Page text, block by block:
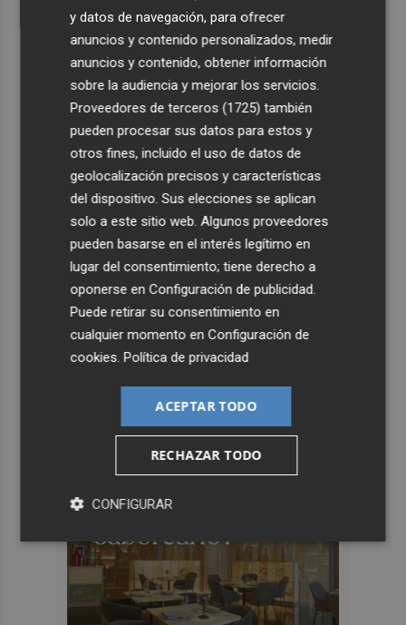
y datos de navegación, para ofrecer
anuncios y contenido personalizados, medir
anuncios y contenido, obtener información
sobre la audiencia y mejorar los servicios.
Proveedores de terceros (1725) también
pueden procesar sus datos para estos y
otros fines, incluido el uso de datos de
geolocalización precisos y características
del dispositivo. Sus elecciones se aplican
solo a este sitio web. Algunos proveedores
pueden basarse en el interés legítimo en
lugar del consentimiento; tiene derecho a
oponerse enConfiguración de publicidad
Puede retirar su consentimiento en
cualquier momento enConfiguración de
cookies .Política de privacidad
ACEPTAR TODO
RECHAZAR TODO
CONFIGURAR